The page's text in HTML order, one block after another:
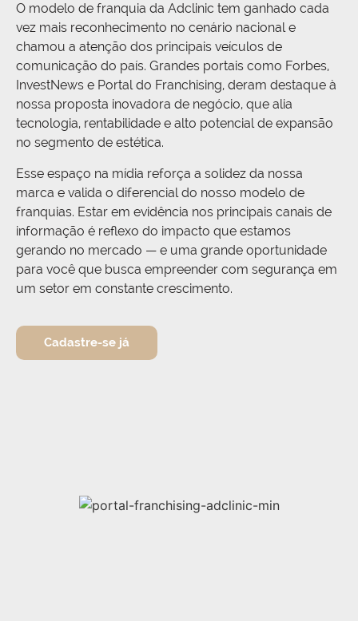
O modelo de franquia da Adclinic tem ganhado cada
vez mais reconhecimento no cenário nacional e
chamou a atenção dos principais veículos de
comunicação do país. Grandes portais como Forbes,
InvestNews e Portal do Franchising, deram destaque à
nossa proposta inovadora de negócio, que alia
tecnologia, rentabilidade e alto potencial de expansão
no segmento de estética.
Esse espaço na mídia reforça a solidez da nossa
marca e valida o diferencial do nosso modelo de
franquias. Estar em evidência nos principais canais de
informação é reflexo do impacto que estamos
gerando no mercado — e uma grande oportunidade
para você que busca empreender com segurança em
um setor em constante crescimento.
Cadastre-se já